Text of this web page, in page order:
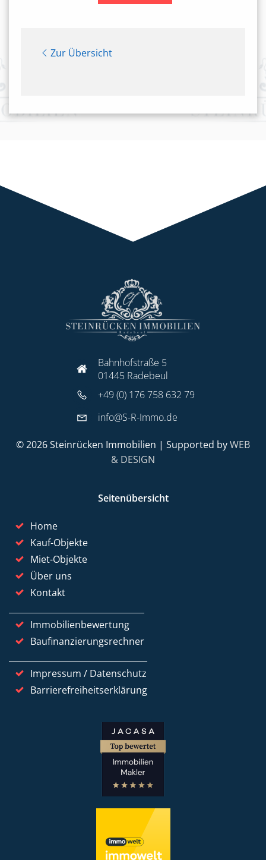
Zur Übersicht
Bahnhofstraße 5
01445 Radebeul
+49 (0) 176 758 632 79
info@S-R-Immo.de
© 2026 Steinrücken Immobilien | Supported byWEB
& DESIGN
Seitenübersicht
Home
Kauf-Objekte
Miet-Objekte
Über uns
Kontakt
Immobilienbewertung
Baufinanzierungsrechner
Impressum / Datenschutz
Barrierefreiheitserklärung